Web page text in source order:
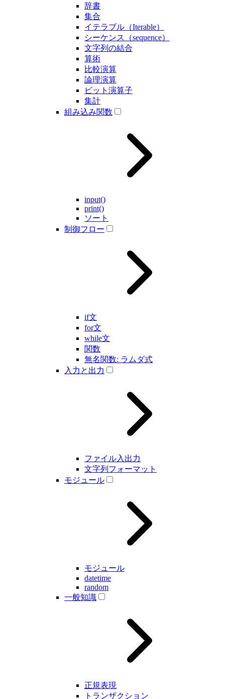
辞書
集合
イテラブル（Iterable）
シーケンス（sequence）
文字列の結合
算術
比較演算
論理演算
ビット演算子
集計
組み込み関数
input()
print()
ソート
制御フロー
if文
for文
while文
関数
無名関数: ラムダ式
入力と出力
ファイル入出力
文字列フォーマット
モジュール
モジュール
datetime
random
一般知識
正規表現
トランザクション